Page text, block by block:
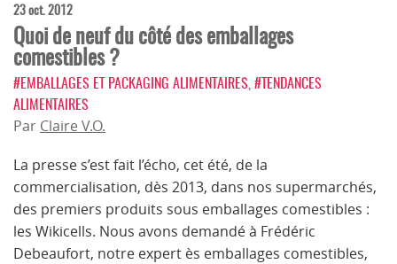
23 oct. 2012
Quoi de neuf du côté des emballages
comestibles ?
#EMBALLAGES ET PACKAGING ALIMENTAIRES #TENDANCES
ALIMENTAIRES
Par Claire V.O.
La presse s’est fait l’écho, cet été, de la
commercialisation, dès 2013, dans nos supermarchés,
des premiers produits sous emballages comestibles :
les Wikicells. Nous avons demandé à Frédéric
Debeaufort, notre expert ès emballages comestibles,